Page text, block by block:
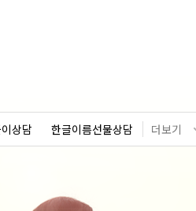
상담 한글이름선물상담 더보기